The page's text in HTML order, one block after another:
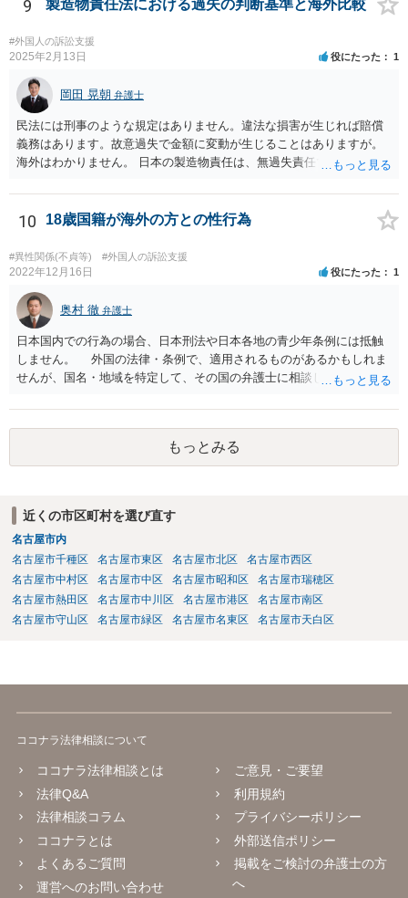
9 製造物責任法における過失の判断基準と海外比較
#外国人の訴訟支援
2025年2月13日 役にたった 1
岡田 晃朝 弁護士
民法には刑事のような規定はありません。違法な損害が生じれば賠償
義務はあります。故意過失で金額に変動が生じることはありますが。
海外はわかりません。 日本の製造物責任は、無過失責任です。ですの
10 18歳国籍が海外の方との性行為
#異性関係(不貞等) #外国人の訴訟支援
2022年12月16日 役にたった 1
奥村 徹 弁護士
日本国内での行為の場合、日本刑法や日本各地の青少年条例には抵触
しません。 外国の法律・条例で、適用されるものがあるかもしれま
せんが、国名・地域を特定して、その国の弁護士に相談してくださ
もっとみる
近くの市区町村を選び直す
名古屋市内
名古屋市千種区
名古屋市東区 名古屋市北区
名古屋市西区
名古屋市中村区
名古屋市中区 名古屋市昭和区
名古屋市瑞穂区
名古屋市熱田区
名古屋市中川区 名古屋市港区
名古屋市南区
名古屋市守山区
名古屋市緑区 名古屋市名東区 名古屋市天白区
ココナラ法律相談について
ココナラ法律相談とは
法律Q&A
法律相談コラム
ココナラとは
よくあるご質問
運営へのお問い合わせ
ご意見・ご要望
利用規約
プライバシーポリシー
外部送信ポリシー
掲載をご検討の弁護士の方
へ